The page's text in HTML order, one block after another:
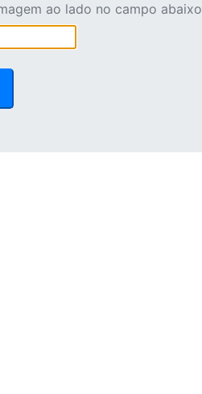
ao lado no campo abaixo